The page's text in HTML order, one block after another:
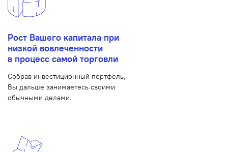
Рост Вашего капитала при
низкой вовлеченности
в процесс самой торговли
Собрав инвестиционный портфель,
Вы дальше занимаетесь своими
обычными делами.